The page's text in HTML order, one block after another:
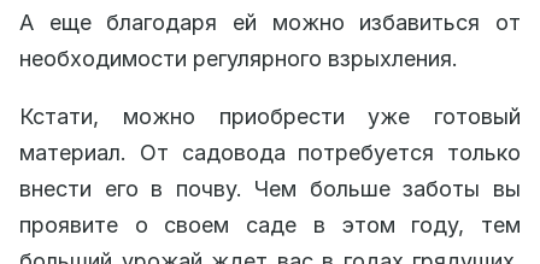
А еще благодаря ей можно избавиться от
необходимости регулярного взрыхления.
Кстати, можно приобрести уже готовый
материал. От садовода потребуется только
внести его в почву. Чем больше заботы вы
проявите о своем саде в этом году, тем